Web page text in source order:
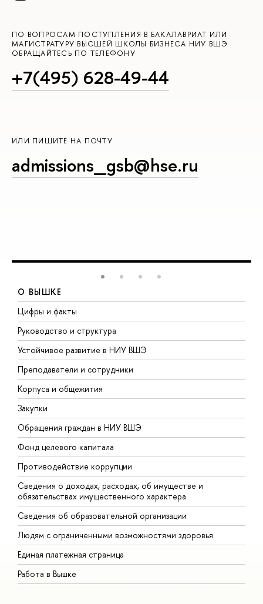
ПО ВОПРОСАМ ПОСТУПЛЕНИЯ В БАКАЛАВРИАТ ИЛИ
МАГИСТРАТУРУ ВЫСШЕЙ ШКОЛЫ БИЗНЕСА НИУ ВШЭ
ОБРАЩАЙТЕСЬ ПО ТЕЛЕФОНУ
+7(495) 628-49-44
ИЛИ ПИШИТЕ НА ПОЧТУ
admissions_gsb@hse.ru
О ВЫШКЕ
Цифры и факты
Руководство и структура
Устойчивое развитие в НИУ ВШЭ
Преподаватели и сотрудники
Корпуса и общежития
Закупки
Обращения граждан в НИУ ВШЭ
Фонд целевого капитала
Противодействие коррупции
Сведения о доходах, расходах, об имуществе и
обязательствах имущественного характера
Сведения об образовательной организации
Людям с ограниченными возможностями здоровья
Единая платежная страница
Работа в Вышке